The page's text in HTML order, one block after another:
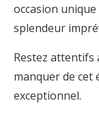
occasion
splendeur
Restez attentifs
manquer de cet
exceptionnel.